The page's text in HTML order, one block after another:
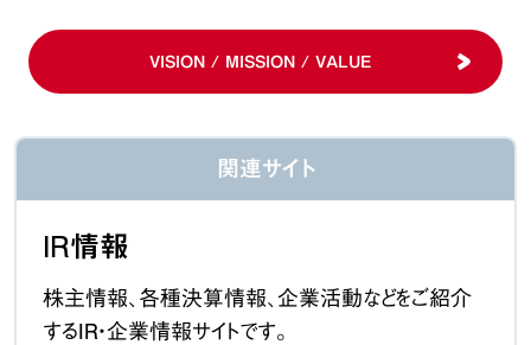
VISION / MISSION / VALUE
関連サイト
IR情報
株主情報、各種決算情報、企業活動などをご紹介
するIR・企業情報サイトです。